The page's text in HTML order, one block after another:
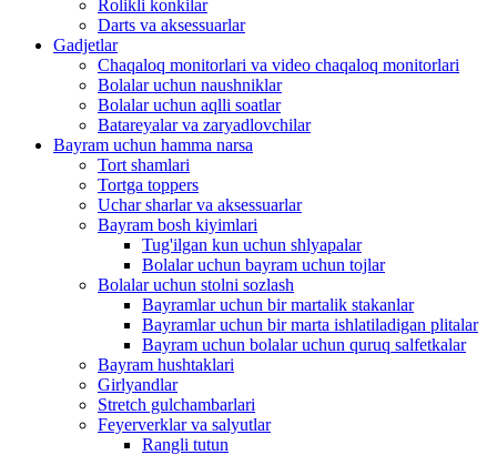
Rolikli konkilar
Darts va aksessuarlar
Gadjetlar
Chaqaloq monitorlari va video chaqaloq monitorlari
Bolalar uchun naushniklar
Bolalar uchun aqlli soatlar
Batareyalar va zaryadlovchilar
Bayram uchun hamma narsa
Tort shamlari
Tortga toppers
Uchar sharlar va aksessuarlar
Bayram bosh kiyimlari
Tug'ilgan kun uchun shlyapalar
Bolalar uchun bayram uchun tojlar
Bolalar uchun stolni sozlash
Bayramlar uchun bir martalik stakanlar
Bayramlar uchun bir marta ishlatiladigan plitalar
Bayram uchun bolalar uchun quruq salfetkalar
Bayram hushtaklari
Girlyandlar
Stretch gulchambarlari
Feyerverklar va salyutlar
Rangli tutun